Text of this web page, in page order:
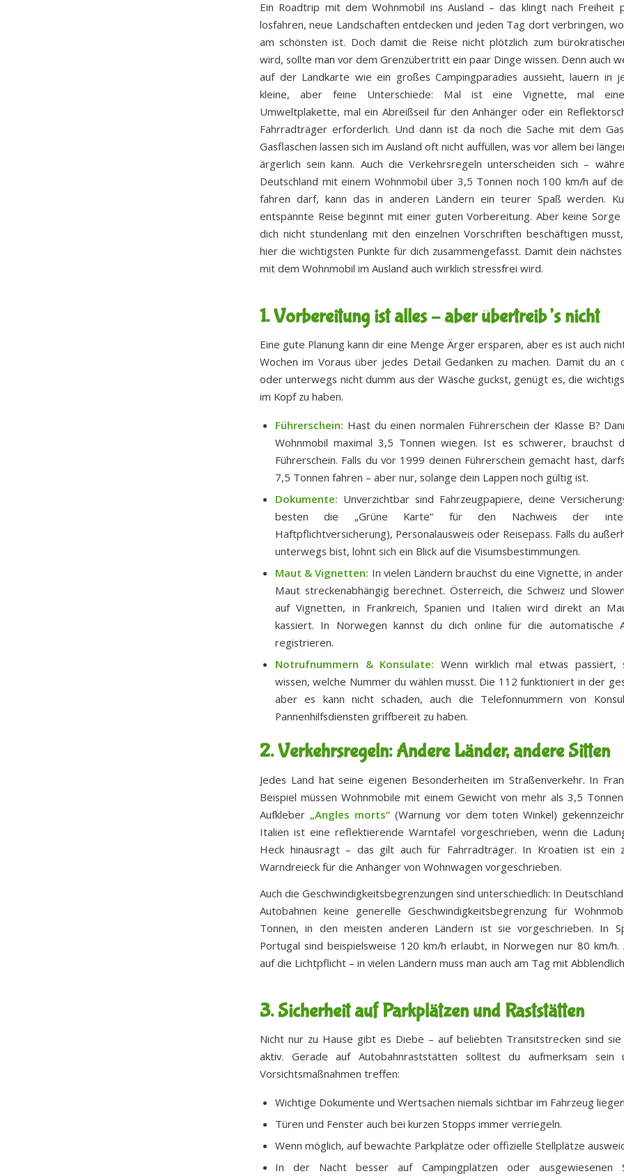
Ein Roadtrip mit dem Wohnmobil ins Ausland – das klingt nach Freiheit
losfahren, neue Landschaften entdecken und jeden Tag dort verbringen,
am schönsten ist. Doch damit die Reise nicht plötzlich zum
wird, sollte man vor dem Grenzübertritt ein paar Dinge wissen. Denn auch
auf der Landkarte wie ein großes Campingparadies aussieht, lauern in
kleine, aber feine Unterschiede: Mal ist eine Vignette, mal
Umweltplakette, mal ein Abreißseil für den Anhänger oder ein
Fahrradträger erforderlich. Und dann ist da noch die Sache mit dem
Gasflaschen lassen sich im Ausland oft nicht auffüllen, was vor allem bei
ärgerlich sein kann. Auch die Verkehrsregeln unterscheiden sich –
Deutschland mit einem Wohnmobil über 3,5 Tonnen noch 100 km/h auf
fahren darf, kann das in anderen Ländern ein teurer Spaß werden.
entspannte Reise beginnt mit einer guten Vorbereitung. Aber keine
dich nicht stundenlang mit den einzelnen Vorschriften beschäftigen
hier die wichtigsten Punkte für dich zusammengefasst. Damit dein
mit dem Wohnmobil im Ausland auch wirklich stressfrei wird.
1. Vorbereitung ist alles – aber übertreib’s nicht
Eine gute Planung kann dir eine Menge Ärger ersparen, aber es ist auch
Wochen im Voraus über jedes Detail Gedanken zu machen. Damit du an
oder unterwegs nicht dumm aus der Wäsche guckst, genügt es, die
im Kopf zu haben.
Führerschein: Hast du einen normalen Führerschein der Klasse B?
Wohnmobil maximal 3,5 Tonnen wiegen. Ist es schwerer, brauchst
Führerschein. Falls du vor 1999 deinen Führerschein gemacht hast,
7,5 Tonnen fahren – aber nur, solange dein Lappen noch gültig ist.
Dokumente: Unverzichtbar sind Fahrzeugpapiere, deine
besten die „Grüne Karte“ für den Nachweis der
Haftpflichtversicherung), Personalausweis oder Reisepass. Falls du
unterwegs bist, lohnt sich ein Blick auf die Visumsbestimmungen.
Maut & Vignetten: In vielen Ländern brauchst du eine Vignette, in
Maut streckenabhängig berechnet. Österreich, die Schweiz und
auf Vignetten, in Frankreich, Spanien und Italien wird direkt an
kassiert. In Norwegen kannst du dich online für die automatische
registrieren.
Notrufnummern & Konsulate: Wenn wirklich mal etwas passiert,
wissen, welche Nummer du wählen musst. Die 112 funktioniert in der
aber es kann nicht schaden, auch die Telefonnummern von
Pannenhilfsdiensten griffbereit zu haben.
2. Verkehrsregeln: Andere Länder, andere Sitten
Jedes Land hat seine eigenen Besonderheiten im Straßenverkehr. In
Beispiel müssen Wohnmobile mit einem Gewicht von mehr als 3,5
Aufkleber „Angles morts“(Warnung vor dem toten Winkel)
Italien ist eine reflektierende Warntafel vorgeschrieben, wenn die
Heck hinausragt – das gilt auch für Fahrradträger. In Kroatien ist ein
Warndreieck für die Anhänger von Wohnwagen vorgeschrieben.
Auch die Geschwindigkeitsbegrenzungen sind unterschiedlich: In
Autobahnen keine generelle Geschwindigkeitsbegrenzung für
Tonnen, in den meisten anderen Ländern ist sie vorgeschrieben. In
Portugal sind beispielsweise 120 km/h erlaubt, in Norwegen nur 80 km/h.
auf die Lichtpflicht – in vielen Ländern muss man auch am Tag mit
3. Sicherheit auf Parkplätzen und Raststätten
Nicht nur zu Hause gibt es Diebe – auf beliebten Transitstrecken sind
aktiv. Gerade auf Autobahnraststätten solltest du aufmerksam sein
Vorsichtsmaßnahmen treffen:
Wichtige Dokumente und Wertsachen niemals sichtbar im Fahrzeug
Türen und Fenster auch bei kurzen Stopps immer verriegeln.
Wenn möglich, auf bewachte Parkplätze oder offizielle Stellplätze
In der Nacht besser auf Campingplätzen oder ausgewiesenen